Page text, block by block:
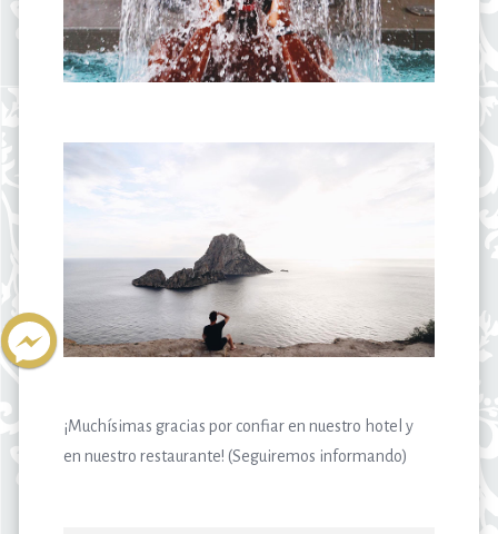
¡Muchísimas gracias por confiar en nuestro hotel y
en nuestro restaurante! (Seguiremos informando)